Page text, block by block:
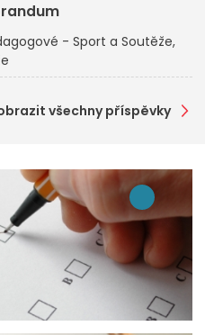
- Sport a Soutěže
všechny příspěvky